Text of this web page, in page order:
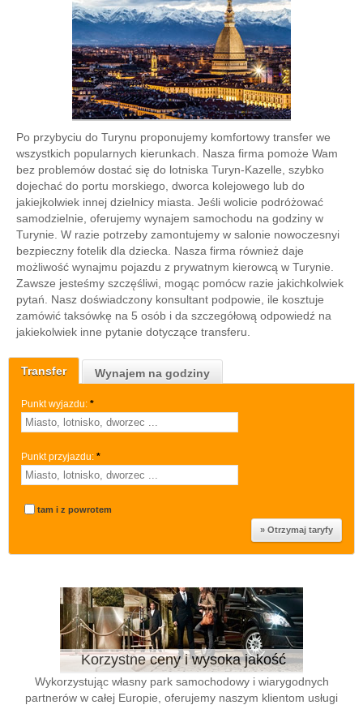
Transfer Wynajem na godziny
Punkt wyjazdu: *
Punkt przyjazdu: *
tam i z powrotem
Korzystne ceny i wysoka jakość
Wykorzystując własny park samochodowy i wiarygodnych
partnerów w całej Europie, oferujemy naszym klientom usługi
Po przybyciu do Turynu proponujemy komfortowy transfer we
wszystkich popularnych kierunkach. Nasza firma pomoże Wam
bez problemów dostać się do lotniska Turyn-Kazelle, szybko
dojechać do portu morskiego, dworca kolejowego lub do
jakiejkolwiek innej dzielnicy miasta. Jeśli wolicie podróżować
samodzielnie, oferujemy wynajem samochodu na godziny w
Turynie. W razie potrzeby zamontujemy w salonie nowoczesnyi
bezpieczny fotelik dla dziecka. Nasza firma również daje
możliwość wynajmu pojazdu z prywatnym kierowcą w Turynie.
Zawsze jesteśmy szczęśliwi, mogąc pomócw razie jakichkolwiek
pytań. Nasz doświadczony konsultant podpowie, ile kosztuje
zamówić taksówkę na 5 osób i da szczegółową odpowiedź na
jakiekolwiek inne pytanie dotyczące transferu.